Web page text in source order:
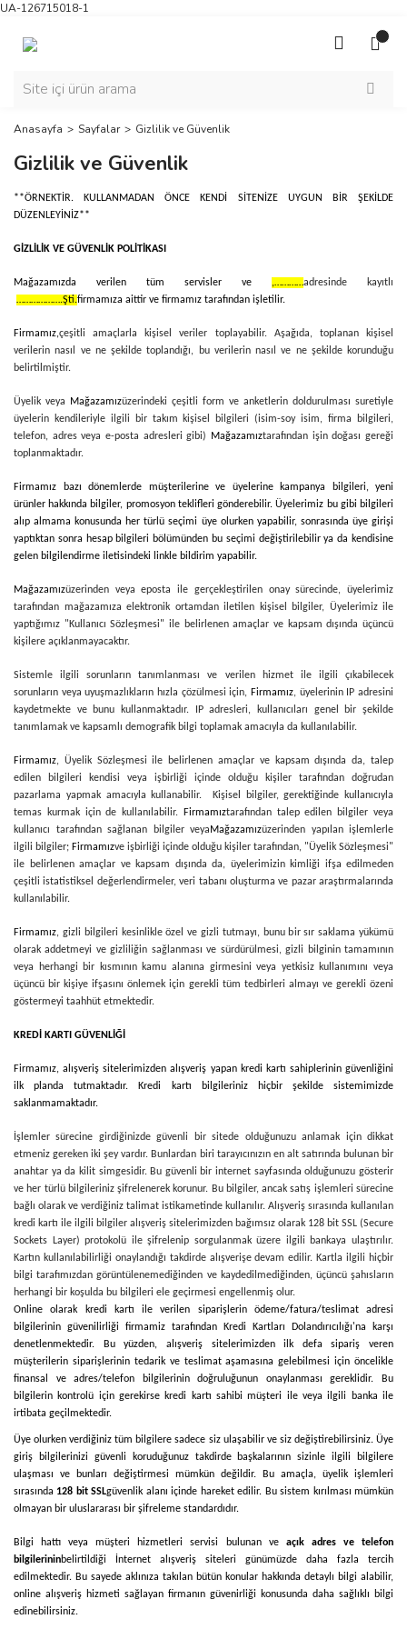
UA-126715018-1
Anasayfa Sayfalar Gizlilik ve Güvenlik
Gizlilik ve Güvenlik
**ÖRNEKTİR. KULLANMADAN ÖNCE KENDİ SİTENİZE UYGUN BİR ŞEKİLDE
DÜZENLEYİNİZ**
GİZLİLİK VE GÜVENLİK POLİTİKASI
Mağazamızda verilen tüm servisler ve ,…………adresinde kayıtlı
……………….Şti.firmamıza aittir ve firmamız tarafından işletilir.
Firmamız,çeşitli amaçlarla kişisel veriler toplayabilir. Aşağıda, toplanan kişisel
verilerin nasıl ve ne şekilde toplandığı, bu verilerin nasıl ve ne şekilde korunduğu
belirtilmiştir.
Üyelik veya Mağazamızüzerindeki çeşitli form ve anketlerin doldurulması suretiyle
üyelerin kendileriyle ilgili bir takım kişisel bilgileri (isim-soy isim, firma bilgileri,
telefon, adres veya e-posta adresleri gibi)
Mağazamıztarafından işin doğası gereği
toplanmaktadır.
Firmamız bazı dönemlerde müşterilerine ve üyelerine kampanya bilgileri, yeni
ürünler hakkında bilgiler, promosyon teklifleri gönderebilir. Üyelerimiz bu gibi bilgileri
alıp almama konusunda her türlü seçimi üye olurken yapabilir, sonrasında üye girişi
yaptıktan sonra hesap bilgileri bölümünden bu seçimi değiştirilebilir ya da kendisine
gelen bilgilendirme iletisindeki linkle bildirim yapabilir.
Mağazamızüzerinden veya eposta ile gerçekleştirilen onay sürecinde, üyelerimiz
tarafından mağazamıza elektronik ortamdan iletilen kişisel bilgiler, Üyelerimiz ile
yaptığımız "Kullanıcı Sözleşmesi" ile belirlenen amaçlar ve kapsam dışında üçüncü
kişilere açıklanmayacaktır.
Sistemle ilgili sorunların tanımlanması ve verilen hizmet ile ilgili çıkabilecek
sorunların veya uyuşmazlıkların hızla çözülmesi için, Firmamız, üyelerinin IP adresini
kaydetmekte ve bunu kullanmaktadır. IP adresleri, kullanıcıları genel bir şekilde
tanımlamak ve kapsamlı demografik bilgi toplamak amacıyla da kullanılabilir.
Firmamız, Üyelik Sözleşmesi ile belirlenen amaçlar ve kapsam dışında da, talep
edilen bilgileri kendisi veya işbirliği içinde olduğu kişiler tarafından doğrudan
pazarlama yapmak amacıyla kullanabilir. Kişisel bilgiler, gerektiğinde kullanıcıyla
temas kurmak için de kullanılabilir. Firmamıztarafından talep edilen bilgiler veya
kullanıcı tarafından sağlanan bilgiler veya Mağazamızüzerinden yapılan işlemlerle
ilgili bilgiler; Firmamızve işbirliği içinde olduğu kişiler tarafından, "Üyelik Sözleşmesi"
ile belirlenen amaçlar ve kapsam dışında da, üyelerimizin kimliği ifşa edilmeden
çeşitli istatistiksel değerlendirmeler, veri tabanı oluşturma ve pazar araştırmalarında
kullanılabilir.
Firmamız, gizli bilgileri kesinlikle özel ve gizli tutmayı, bunu bir sır saklama yükümü
olarak addetmeyi ve gizliliğin sağlanması ve sürdürülmesi, gizli bilginin tamamının
veya herhangi bir kısmının kamu alanına girmesini veya yetkisiz kullanımını veya
üçüncü bir kişiye ifşasını önlemek için gerekli tüm tedbirleri almayı ve gerekli özeni
göstermeyi taahhüt etmektedir.
KREDİ KARTI GÜVENLİĞİ
Firmamız, alışveriş sitelerimizden alışveriş yapan kredi kartı sahiplerinin güvenliğini
ilk planda tutmaktadır. Kredi kartı bilgileriniz hiçbir şekilde sistemimizde
saklanmamaktadır.
İşlemler sürecine girdiğinizde güvenli bir sitede olduğunuzu anlamak için dikkat
etmeniz gereken iki şey vardır. Bunlardan biri tarayıcınızın en alt satırında bulunan bir
anahtar ya da kilit simgesidir. Bu güvenli bir internet sayfasında olduğunuzu gösterir
ve her türlü bilgileriniz şifrelenerek korunur. Bu bilgiler, ancak satış işlemleri sürecine
bağlı olarak ve verdiğiniz talimat istikametinde kullanılır. Alışveriş sırasında kullanılan
kredi kartı ile ilgili bilgiler alışveriş sitelerimizden bağımsız olarak 128 bit SSL (Secure
Sockets Layer) protokolü ile şifrelenip sorgulanmak üzere ilgili bankaya ulaştırılır.
Kartın kullanılabilirliği onaylandığı takdirde alışverişe devam edilir. Kartla ilgili hiçbir
bilgi tarafımızdan görüntülenemediğinden ve kaydedilmediğinden, üçüncü şahısların
herhangi bir koşulda bu bilgileri ele geçirmesi engellenmiş olur.
Online olarak kredi kartı ile verilen siparişlerin ödeme/fatura/teslimat adresi
bilgilerinin güvenilirliği firmamiz tarafından Kredi Kartları Dolandırıcılığı'na karşı
denetlenmektedir. Bu yüzden, alışveriş sitelerimizden ilk defa sipariş veren
müşterilerin siparişlerinin tedarik ve teslimat aşamasına gelebilmesi için öncelikle
finansal ve adres/telefon bilgilerinin doğruluğunun onaylanması gereklidir. Bu
bilgilerin kontrolü için gerekirse kredi kartı sahibi müşteri ile veya ilgili banka ile
irtibata geçilmektedir.
Üye olurken verdiğiniz tüm bilgilere sadece siz ulaşabilir ve siz değiştirebilirsiniz. Üye
giriş bilgilerinizi güvenli koruduğunuz takdirde başkalarının sizinle ilgili bilgilere
ulaşması ve bunları değiştirmesi mümkün değildir. Bu amaçla, üyelik işlemleri
sırasında 128 bit SSLgüvenlik alanı içinde hareket edilir. Bu sistem kırılması mümkün
olmayan bir uluslararası bir şifreleme standardıdır.
Bilgi hattı veya müşteri hizmetleri servisi bulunan ve açık adres ve telefon
bilgilerininbelirtildiği İnternet alışveriş siteleri günümüzde daha fazla tercih
edilmektedir. Bu sayede aklınıza takılan bütün konular hakkında detaylı bilgi alabilir,
online alışveriş hizmeti sağlayan firmanın güvenirliği konusunda daha sağlıklı bilgi
edinebilirsiniz.